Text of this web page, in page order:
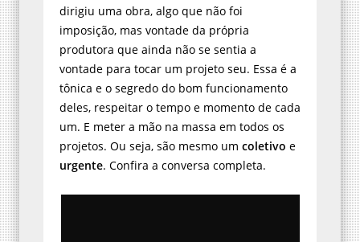
dirigiu uma obra, algo que não foi
imposição, mas vontade da própria
produtora que ainda não se sentia a
vontade para tocar um projeto seu. Essa é a
tônica e o segredo do bom funcionamento
deles, respeitar o tempo e momento de cada
um. E meter a mão na massa em todos os
projetos. Ou seja, são mesmo um coletivo e
urgente. Confira a conversa completa.